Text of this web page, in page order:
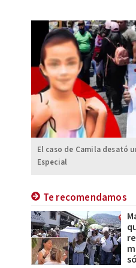
El caso de Camila desató
Especial
Te recomendamos